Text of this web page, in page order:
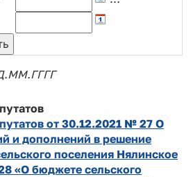
от 30.12.2021 № 27 О
и дополнений в решение
поселения Нялинское
«О бюджете сельского